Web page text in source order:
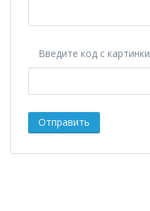
Введите код с картинки